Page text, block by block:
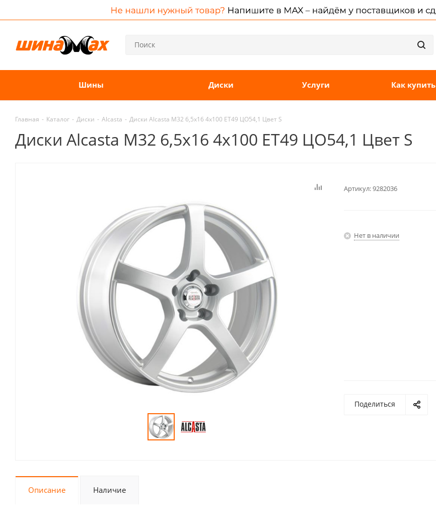
Шины Диски Услуги Как купить
Главная - Каталог - Диски - Alcasta - Диски Alcasta M32 6,5x16 4x100 ET49 ЦО54,1 Цвет S
Диски Alcasta M32 6,5x16 4x100 ET49 ЦО54,1 Цвет S
Артикул:9282036
Нет в наличии
Поделиться
Описание Наличие